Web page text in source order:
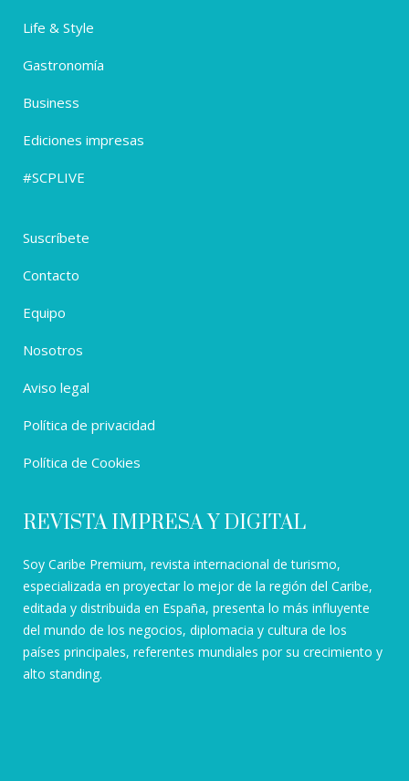
Life & Style
Gastronomía
Business
Ediciones impresas
#SCPLIVE
Suscríbete
Contacto
Equipo
Nosotros
Aviso legal
Política de privacidad
Política de Cookies
REVISTA IMPRESA Y DIGITAL
Soy Caribe Premium, revista internacional de turismo,
especializada en proyectar lo mejor de la región del Caribe,
editada y distribuida en España, presenta lo más influyente
del mundo de los negocios, diplomacia y cultura de los
países principales, referentes mundiales por su crecimiento y
alto standing.